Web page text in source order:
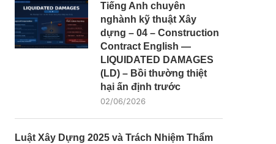
Tiếng Anh chuyên
nghành kỹ thuật Xây
dựng – 04 – Construction
Contract English —
LIQUIDATED DAMAGES
(LD) – Bồi thường thiệt
hại ấn định trước
02/06/2026
Luật Xây Dựng 2025 và Trách Nhiệm Thẩm